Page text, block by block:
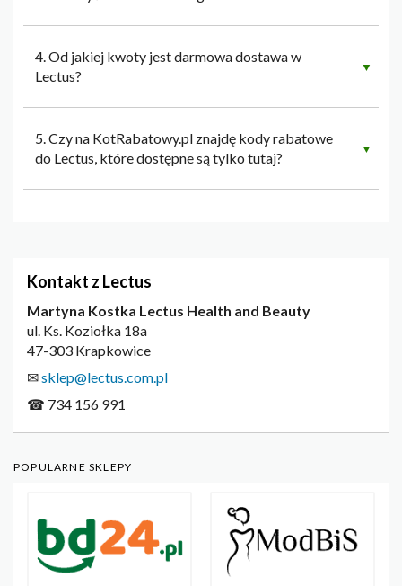
4. Od jakiej kwoty jest darmowa dostawa w
Lectus?
▼
5. Czy na KotRabatowy.pl znajdę kody rabatowe
do Lectus, które dostępne są tylko tutaj?
▼
Kontakt z Lectus
Martyna Kostka Lectus Health and Beauty
ul. Ks. Koziołka 18a
47-303 Krapkowice
✉sklep@lectus.com.pl
☎ 734 156 991
POPULARNE SKLEPY